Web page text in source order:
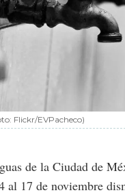
Flickr/EVPacheco)
de la Ciudad de
al 17 de noviembre